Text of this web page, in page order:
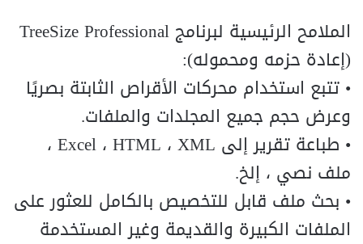
الملامح الرئيسية لبرنامج TreeSize Professional
(إعادة حزمه ومحموله):
• تتبع استخدام محركات الأقراص الثابتة بصريًا
وعرض حجم جميع المجلدات والملفات.
• طباعة تقرير إلى Excel ، HTML ، XML ،
ملف نصي ، إلخ.
• بحث ملف قابل للتخصيص بالكامل للعثور على
الملفات الكبيرة والقديمة وغير المستخدمة